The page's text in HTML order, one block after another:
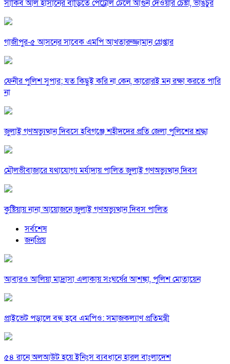
সাকিব আল হাসানের বাড়িতে পেট্রোল ঢেলে আগুন দেওয়ার চেষ্টা, ভাঙচুর
গাজীপুর-৫ আসনের সাবেক এমপি আখতারুজ্জামান গ্রেপ্তার
ফেনীর পুলিশ সুপার; যত কিছুই করি না কেন, কারোরই মন রক্ষা করতে পারি
না
জুলাই গণঅভ্যুত্থান দিবসে হবিগঞ্জে শহীদদের প্রতি জেলা পুলিশের শ্রদ্ধা
মৌলভীবাজারে যথাযোগ্য মর্যাদায় পালিত জুলাই গণঅভ্যুত্থান দিবস
কুষ্টিয়ায় নানা আয়োজনে জুলাই গণঅভ্যুত্থান দিবস পালিত
সর্বশেষ
জনপ্রিয়
আবারও আলিয়া মাদ্রাসা এলাকায় সংঘর্ষের আশঙ্কা, পুলিশ মোতায়েন
প্রাইভেট পড়ালে বন্ধ হবে এমপিও: সমাজকল্যাণ প্রতিমন্ত্রী
৫৪ রানে অলআউট হয়ে ইনিংস ব্যবধানে হারল বাংলাদেশ